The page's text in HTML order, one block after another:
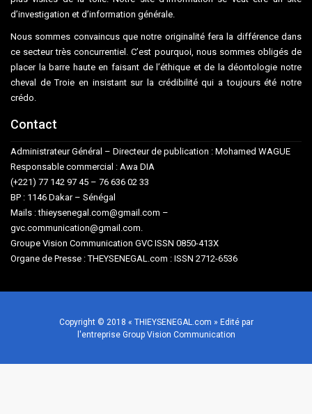
d’investigation et d’information générale.
Nous sommes convaincus que notre originalité fera la différence dans
ce secteur très concurrentiel. C’est pourquoi, nous sommes obligés de
placer la barre haute en faisant de l’éthique et de la déontologie notre
cheval de Troie en insistant sur la crédibilité qui a toujours été notre
crédo.
Contact
Administrateur Général – Directeur de publication : Mohamed WAGUE
Responsable commercial : Awa DIA
(+221) 77 142 97 45 – 76 636 02 33
BP : 1146 Dakar – Sénégal
Mails : thieysenegal.com@gmail.com –
gvc.communication@gmail.com.
Groupe Vision Communication GVC ISSN 0850-413X
Organe de Presse : THEYSENEGAL.com : ISSN 2712-6536
Copyright © 2018 « THIEYSENEGAL.com » Edité par
l'entreprise Group Vision Communication